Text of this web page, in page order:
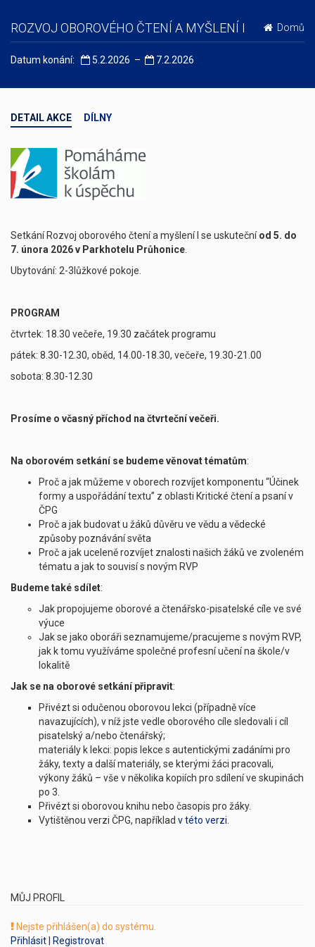
ROZVOJ OBOROVÉHO ČTENÍ A MYŠLENÍ I Domů
Datum konání: 5.2.2026 – 7.2.2026
DETAIL AKCE DÍLNY
Setkání Rozvoj oborového čtení a myšlení I se uskutečníod 5. do
7. února 2026 v Parkhotelu Průhonice
Ubytování: 2-3lůžkové pokoje.
PROGRAM
čtvrtek: 18.30 večeře, 19.30 začátek programu
pátek: 8.30-12.30, oběd, 14.00-18.30, večeře, 19.30-21.00
sobota: 8.30-12.30
Prosíme o včasný příchod na čtvrteční večeři.
Na oborovém setkání se budeme věnovat tématům:
Proč a jak můžeme v oborech rozvíjet komponentu “Účinek
formy a uspořádání textu” z oblasti Kritické čtení a psaní v
ČPG
Proč a jak budovat u žáků důvěru ve vědu a vědecké
způsoby poznávání světa
Proč a jak uceleně rozvíjet znalosti našich žáků ve zvoleném
tématu a jak to souvisí s novým RVP
Budeme také sdílet:
Jak propojujeme oborové a čtenářsko-pisatelské cíle ve své
výuce
Jak se jako oboráři seznamujeme/pracujeme s novým RVP,
jak k tomu využíváme společné profesní učení na škole/v
lokalitě
Jak se na oborové setkání připravit:
Přivézt si odučenou oborovou lekci (případně více
navazujících), v níž jste vedle oborového cíle sledovali i cíl
pisatelský a/nebo čtenářský;
materiály k lekci: popis lekce s autentickými zadáními pro
žáky, texty a další materiály, se kterými žáci pracovali,
výkony žáků – vše v několika kopiích pro sdílení ve skupinách
po 3.
Přivézt si oborovou knihu nebo časopis pro žáky.
Vytištěnou verzi ČPG, například v této verzi
MŮJ PROFIL
Nejste přihlášen(a) do systému.
Přihlásit
Registrovat